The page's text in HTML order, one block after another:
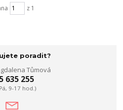
z 1
poradit?
Tůmová
635 255
9-17 hod.)